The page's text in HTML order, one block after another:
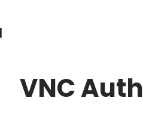
VNC